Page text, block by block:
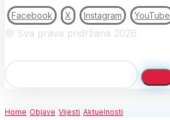
Facebook X Instagram YouTube
© Sva prava pridržana 2026
Home Objave Vijesti Aktuelnosti